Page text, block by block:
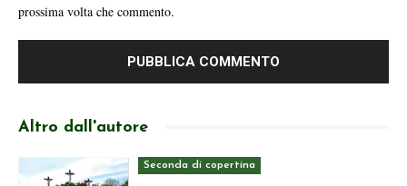
prossima volta che commento.
Altro dall'autore
Seconda di copertina